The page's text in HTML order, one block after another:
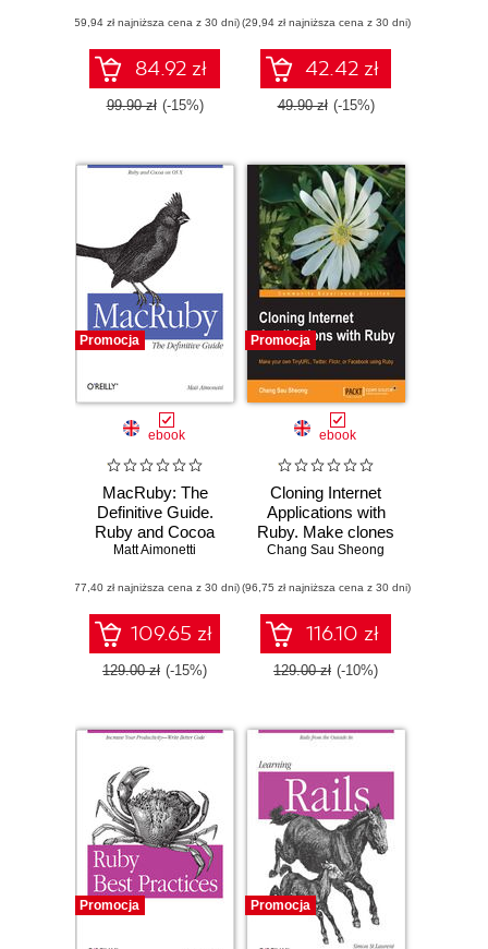
(59,94 zł najniższa cena z 30 dni)
84.92 zł
99.90 zł (-15%)
(29,94 zł najniższa cena z 30 dni)
42.42 zł
49.90 zł (-15%)
Promocja
ebook
MacRuby: The
Definitive Guide.
Ruby and Cocoa
on OS X
Matt Aimonetti
(77,40 zł najniższa cena z 30 dni)
109.65 zł
129.00 zł (-15%)
Promocja
ebook
Cloning Internet
Applications with
Ruby. Make clones
of some of the best
Web using the
dynamic and
object-oriented
features of Ruby
Chang Sau Sheong
(96,75 zł najniższa cena z 30 dni)
116.10 zł
129.00 zł (-10%)
Promocja Promocja